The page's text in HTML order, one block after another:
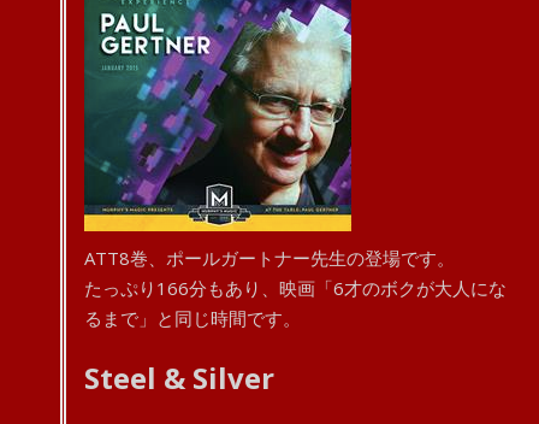
ATT8巻、ポールガートナー先生の登場です。
たっぷり166分もあり、映画「6才のボクが大人にな
るまで」と同じ時間です。
Steel & Silver